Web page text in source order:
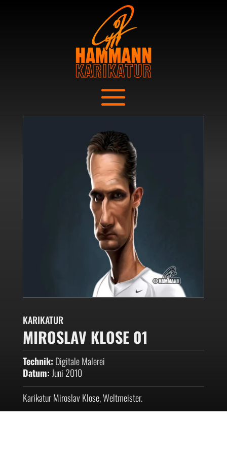
KARIKATUR
MIROSLAV KLOSE 01
Technik: Digitale Malerei
Datum: Juni 2010
Karikatur Miroslav Klose, Weltmeister.